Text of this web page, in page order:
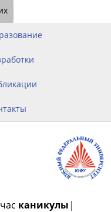
каникулы |